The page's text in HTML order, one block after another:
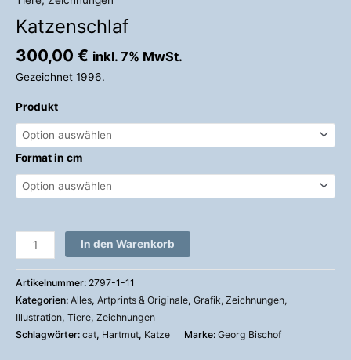
Katzenschlaf
300,00 € inkl. 7% MwSt.
Gezeichnet 1996.
Produkt
Format in cm
In den Warenkorb
Artikelnummer: 2797-1-11
Kategorien: Alles, Artprints & Originale, Grafik, Zeichnungen,
Illustration, Tiere, Zeichnungen
Schlagwörter: cat, Hartmut, Katze Marke: Georg Bischof